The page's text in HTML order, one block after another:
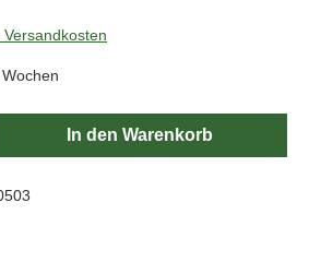
Gib den gewünschten
In den Warenkorb